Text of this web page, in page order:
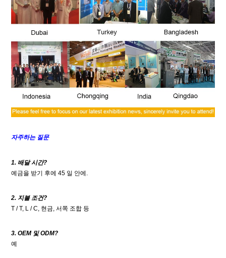
자주하는 질문
1. 배달 시간?
예금을 받기 후에 45 일 안에.
2. 지불 조건?
T / T, L / C, 현금, 서쪽 조합 등
3. OEM 및 ODM?
예